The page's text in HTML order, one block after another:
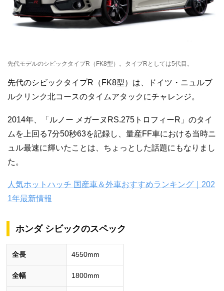
先代モデルのシビックタイプR（FK8型）。タイプRとしては5代目。
先代のシビックタイプR（FK8型）は、ドイツ・ニュルブ
ルクリンク北コースのタイムアタックにチャレンジ。
2014年、「ルノー メガーヌRS.275トロフィーR」のタイ
ムを上回る7分50秒63を記録し、量産FF車における当時ニ
ュル最速に輝いたことは、ちょっとした話題にもなりまし
た。
人気ホットハッチ 国産車＆外車おすすめランキング｜202
1年最新情報
ホンダ シビックのスペック
全長 4550mm
全幅 1800mm